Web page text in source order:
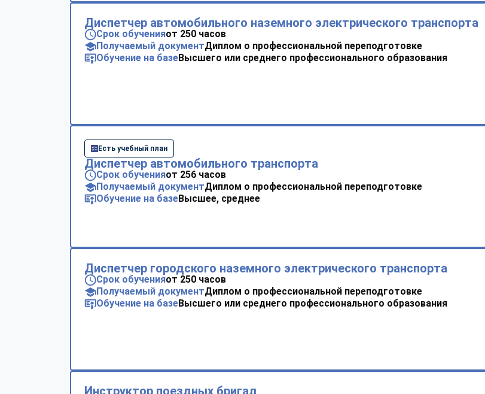
Диспетчер автомобильного наземного электрического транспорта
Срок обученияот 250 часов
Получаемый документДиплом о профессиональной переподготовке
Обучение на базеВысшего или среднего профессионального образования
Есть учебный план
Диспетчер автомобильного транспорта
Срок обученияот 256 часов
Получаемый документДиплом о профессиональной переподготовке
Обучение на базеВысшее, среднее
Диспетчер городского наземного электрического транспорта
Срок обученияот 250 часов
Получаемый документДиплом о профессиональной переподготовке
Обучение на базеВысшего или среднего профессионального образования
Инструктор поездных бригад